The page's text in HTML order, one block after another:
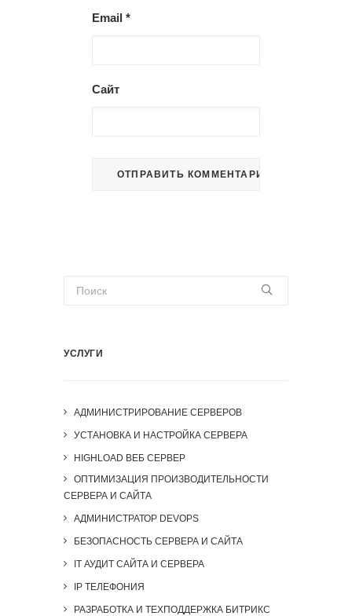
Email *
Сайт
УСЛУГИ
АДМИНИСТРИРОВАНИЕ СЕРВЕРОВ
УСТАНОВКА И НАСТРОЙКА СЕРВЕРА
HIGHLOAD ВЕБ СЕРВЕР
ОПТИМИЗАЦИЯ ПРОИЗВОДИТЕЛЬНОСТИ
СЕРВЕРА И САЙТА
АДМИНИСТРАТОР DEVOPS
БЕЗОПАСНОСТЬ СЕРВЕРА И САЙТА
IT АУДИТ САЙТА И СЕРВЕРА
IP ТЕЛЕФОНИЯ
РАЗРАБОТКА И ТЕХПОДДЕРЖКА БИТРИКС